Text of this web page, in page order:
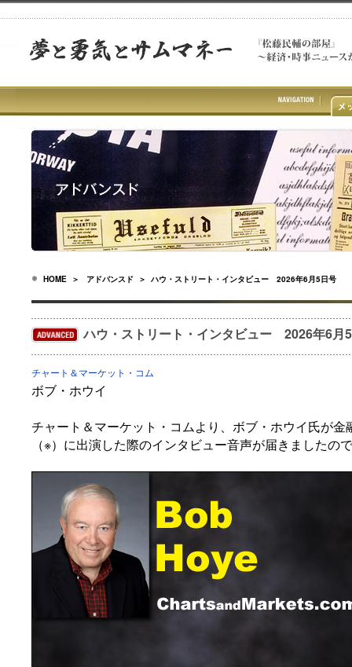
HOME ＞ アドバンスド ＞ ハウ・ストリート・インタビュー 2026年6月5日号
ハウ・ストリート・インタビュー 2026年6月
チャート＆マーケット・コム
ボブ・ホウイ
チャート＆マーケット・コムより、ボブ・ホウイ氏が
（※）に出演した際のインタビュー音声が届きましたの